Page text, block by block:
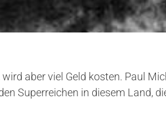
aber viel Geld kosten. Paul
Superreichen in diesem Land,